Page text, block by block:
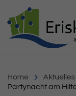
Home Aktuelles
Partynacht am